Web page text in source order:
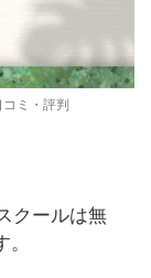
コミ・評判
クールは無